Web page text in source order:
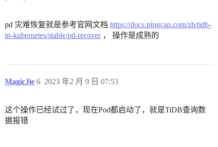
pd 灾难恢复就是参考官网文档 https://docs.pingcap.com/zh/tidb-
in-kubernetes/stable/pd-recover， 操作是成熟的
MagicJie 2023 年2 月 9 日 07:53
6
这个操作已经试过了，现在Pod都启动了，就是TiDB查询数
据报错